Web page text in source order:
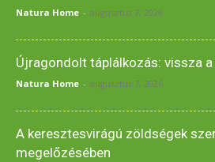
Natura Home - augusztus 7, 2026
Újragondolt táplálkozás: vissza
Natura Home - augusztus 7, 2026
A keresztesvirágú zöldségek
megelőzésében